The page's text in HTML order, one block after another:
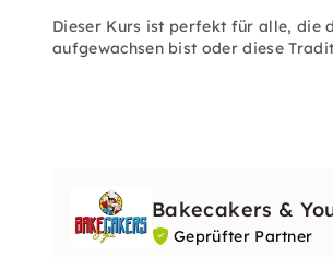
Dieser Kurs ist perfekt für alle, die
aufgewachsen bist oder diese
Bakecakers &
Geprüfter Partner